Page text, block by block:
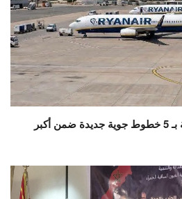
أكادير تعزز جاذبيتها السياحية بـ 5 خطوط جوية جديدة ضمن أكبر